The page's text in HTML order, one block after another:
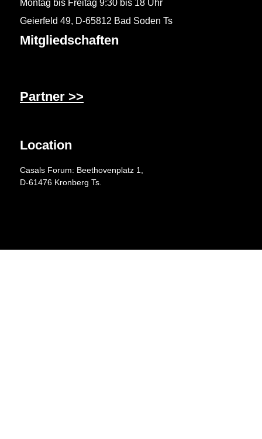
Montag bis Freitag 9:30 bis 18 Uhr
Geierfeld 49, D-65812 Bad Soden Ts
Mitgliedschaften
Partner >>
Location
Casals Forum: Beethovenplatz 1,
D-61476 Kronberg Ts.